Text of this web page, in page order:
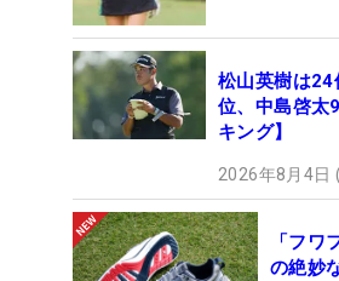
松山英樹は
位、中島啓太
キング】
2026年8月4日
「フワ
の絶妙